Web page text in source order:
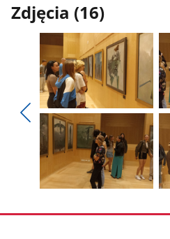
Zdjęcia (16)
Pokaż
poprzednie
zdjęcia
Pokaż
zdjęcie
1
z
galerii.
2
z